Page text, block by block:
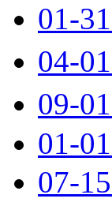
01-
04-
09-
01-
07-